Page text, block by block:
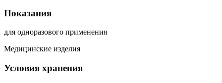
Показания
для одноразового применения
Медицинские изделия
Условия хранения